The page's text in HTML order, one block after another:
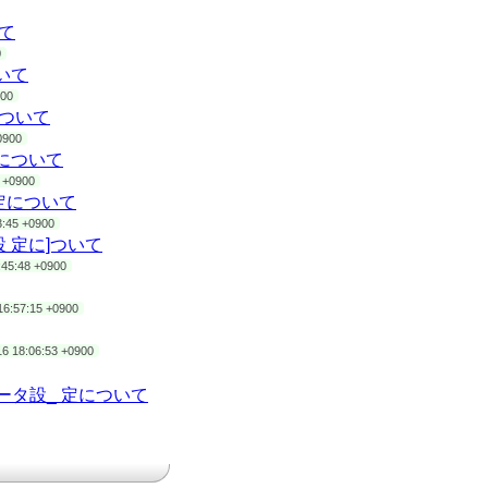
て
いて
ついて
について
+0900
定に]ついて
+0900
+0900
18:06:53 +0900
タ設_ 定について